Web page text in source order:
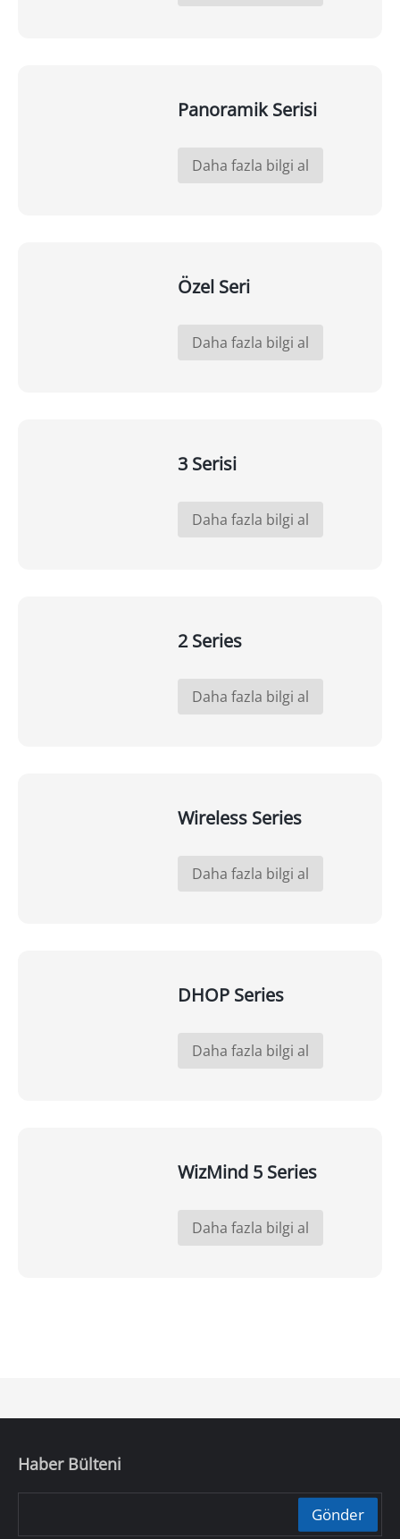
Panoramik Serisi
Daha fazla bilgi al
Özel Seri
Daha fazla bilgi al
3 Serisi
Daha fazla bilgi al
2 Series
Daha fazla bilgi al
Wireless Series
Daha fazla bilgi al
DHOP Series
Daha fazla bilgi al
WizMind 5 Series
Daha fazla bilgi al
Haber Bülteni
Gönder